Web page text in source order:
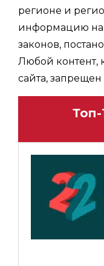
регионе и
информацию на
законов,
Любой контент,
сайта, запрещен
Топ-